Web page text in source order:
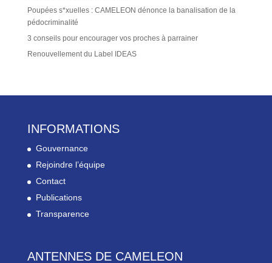
Poupées s*xuelles : CAMELEON dénonce la banalisation de la
pédocriminalité
3 conseils pour encourager vos proches à parrainer
Renouvellement du Label IDEAS
INFORMATIONS
Gouvernance
Rejoindre l’équipe
Contact
Publications
Transparence
ANTENNES DE CAMELEON